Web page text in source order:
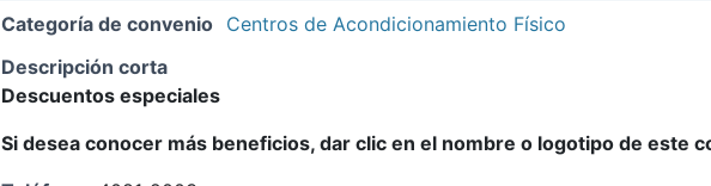
Categoría de convenio Centros de Acondicionamiento Físico
Descripción corta
Descuentos especiales
Si desea conocer más beneficios, dar clic en el nombre o logotipo de este